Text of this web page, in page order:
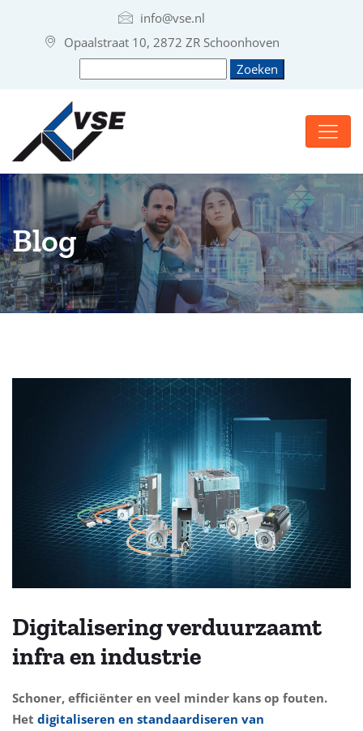
info@vse.nl
Opaalstraat 10, 2872 ZR Schoonhoven
Blog
Digitalisering verduurzaamt
infra en industrie
Schoner, efficiënter en veel minder kans op fouten.
Het digitaliseren en standaardiseren van